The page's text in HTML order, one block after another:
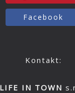
Facebook
Kontakt:
LIFE IN TOWN